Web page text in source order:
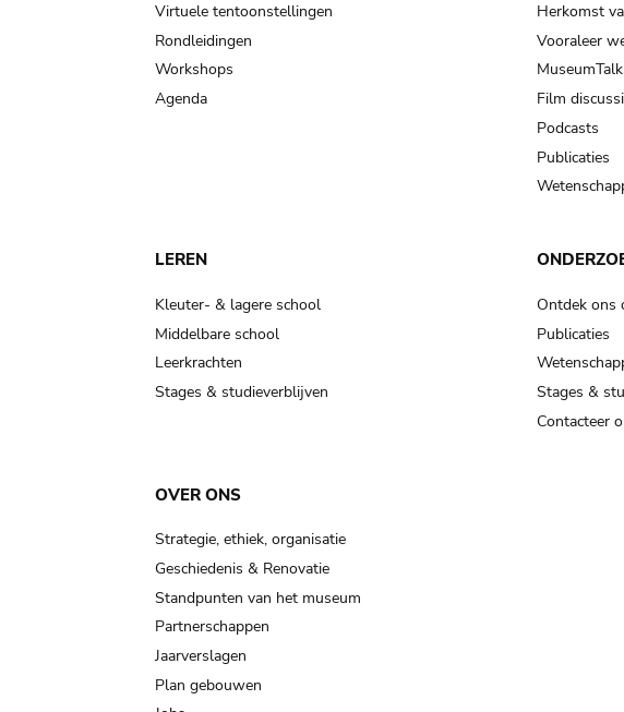
Virtuele tentoonstellingen
Rondleidingen
Workshops
Agenda
Herkomst
Vooraleer
Film
Podcasts
Publicaties
LEREN
Kleuter- & lagere school
Middelbare school
Leerkrachten
Stages & studieverblijven
Ontdek ons
Publicaties
Stages &
Contacteer
OVER ONS
Strategie, ethiek, organisatie
Geschiedenis & Renovatie
Standpunten van het museum
Partnerschappen
Jaarverslagen
Plan gebouwen